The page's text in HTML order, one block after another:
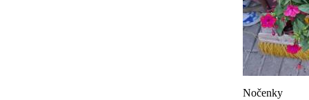
Nočenky